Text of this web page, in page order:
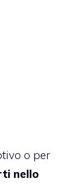
o per
nello